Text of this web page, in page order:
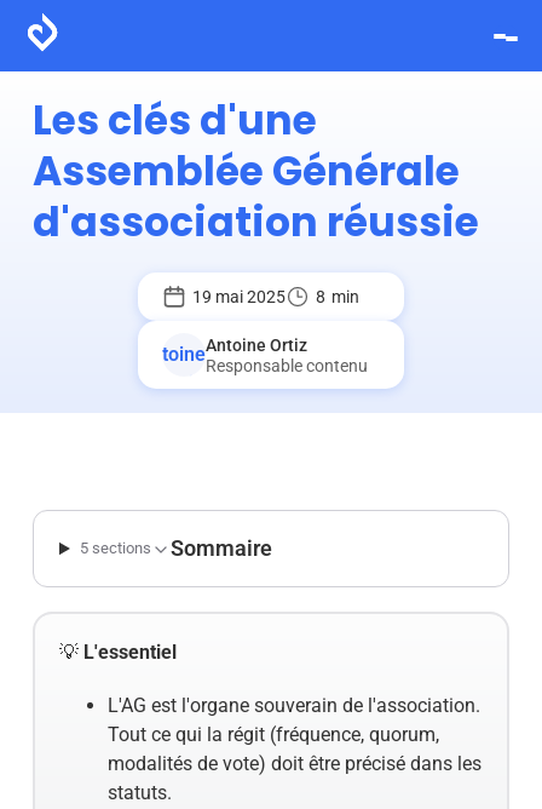
Les clés d'une
Assemblée Générale
d'association réussie
19 mai 2025 8 min
Antoine Ortiz
Responsable contenu
5 sections Sommaire
💡 L'essentiel
L'AG est l'organe souverain de l'association.
Tout ce qui la régit (fréquence, quorum,
modalités de vote) doit être précisé dans les
statuts.